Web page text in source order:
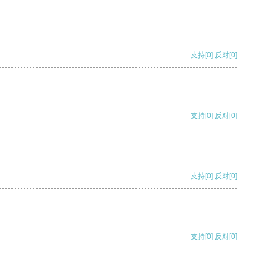
支持[0] 反对[0]
支持[0] 反对[0]
支持[0] 反对[0]
支持[0] 反对[0]